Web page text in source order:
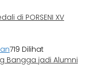
di PORSENI XV
719 Dilihat
Bangga jadi Alumni